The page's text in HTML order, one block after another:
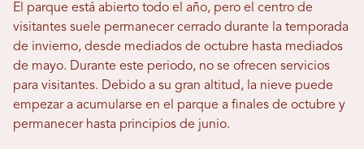
El parque está abierto todo el año, pero el centro de
visitantes suele permanecer cerrado durante la temporada
de invierno, desde mediados de octubre hasta mediados
de mayo. Durante este periodo, no se ofrecen servicios
para visitantes. Debido a su gran altitud, la nieve puede
empezar a acumularse en el parque a finales de octubre y
permanecer hasta principios de junio.